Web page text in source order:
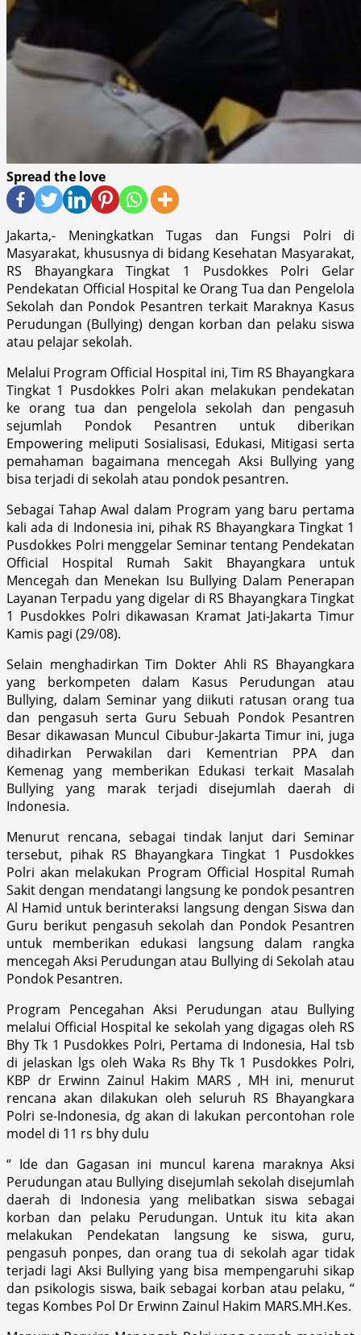
Spread the love
Jakarta,- Meningkatkan Tugas dan Fungsi Polri di
Masyarakat, khususnya di bidang Kesehatan Masyarakat,
RS Bhayangkara Tingkat 1 Pusdokkes Polri Gelar
Pendekatan Official Hospital ke Orang Tua dan Pengelola
Sekolah dan Pondok Pesantren terkait Maraknya Kasus
Perudungan (Bullying) dengan korban dan pelaku siswa
atau pelajar sekolah.
Melalui Program Official Hospital ini, Tim RS Bhayangkara
Tingkat 1 Pusdokkes Polri akan melakukan pendekatan
ke orang tua dan pengelola sekolah dan pengasuh
sejumlah Pondok Pesantren untuk diberikan
Empowering meliputi Sosialisasi, Edukasi, Mitigasi serta
pemahaman bagaimana mencegah Aksi Bullying yang
bisa terjadi di sekolah atau pondok pesantren.
Sebagai Tahap Awal dalam Program yang baru pertama
kali ada di Indonesia ini, pihak RS Bhayangkara Tingkat 1
Pusdokkes Polri menggelar Seminar tentang Pendekatan
Official Hospital Rumah Sakit Bhayangkara untuk
Mencegah dan Menekan Isu Bullying Dalam Penerapan
Layanan Terpadu yang digelar di RS Bhayangkara Tingkat
1 Pusdokkes Polri dikawasan Kramat Jati-Jakarta Timur
Kamis pagi (29/08).
Selain menghadirkan Tim Dokter Ahli RS Bhayangkara
yang berkompeten dalam Kasus Perudungan atau
Bullying, dalam Seminar yang diikuti ratusan orang tua
dan pengasuh serta Guru Sebuah Pondok Pesantren
Besar dikawasan Muncul Cibubur-Jakarta Timur ini, juga
dihadirkan Perwakilan dari Kementrian PPA dan
Kemenag yang memberikan Edukasi terkait Masalah
Bullying yang marak terjadi disejumlah daerah di
Indonesia.
Menurut rencana, sebagai tindak lanjut dari Seminar
tersebut, pihak RS Bhayangkara Tingkat 1 Pusdokkes
Polri akan melakukan Program Official Hospital Rumah
Sakit dengan mendatangi langsung ke pondok pesantren
Al Hamid untuk berinteraksi langsung dengan Siswa dan
Guru berikut pengasuh sekolah dan Pondok Pesantren
untuk memberikan edukasi langsung dalam rangka
mencegah Aksi Perudungan atau Bullying di Sekolah atau
Pondok Pesantren.
Program Pencegahan Aksi Perudungan atau Bullying
melalui Official Hospital ke sekolah yang digagas oleh RS
Bhy Tk 1 Pusdokkes Polri, Pertama di Indonesia, Hal tsb
di jelaskan lgs oleh Waka Rs Bhy Tk 1 Pusdokkes Polri,
KBP dr Erwinn Zainul Hakim MARS , MH ini, menurut
rencana akan dilakukan oleh seluruh RS Bhayangkara
Polri se-Indonesia, dg akan di lakukan percontohan role
model di 11 rs bhy dulu
“ Ide dan Gagasan ini muncul karena maraknya Aksi
Perudungan atau Bullying disejumlah sekolah disejumlah
daerah di Indonesia yang melibatkan siswa sebagai
korban dan pelaku Perudungan. Untuk itu kita akan
melakukan Pendekatan langsung ke siswa, guru,
pengasuh ponpes, dan orang tua di sekolah agar tidak
terjadi lagi Aksi Bullying yang bisa mempengaruhi sikap
dan psikologis siswa, baik sebagai korban atau pelaku, “
tegas Kombes Pol Dr Erwinn Zainul Hakim MARS.MH.Kes.